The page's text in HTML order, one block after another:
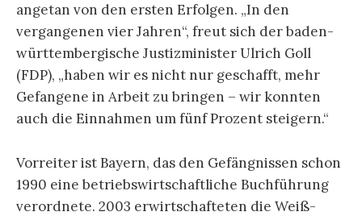
angetan von den ersten Erfolgen. „In den
vergangenen vier Jahren“, freut sich der baden-
württembergische Justizminister Ulrich Goll
(FDP), „haben wir es nicht nur geschafft, mehr
Gefangene in Arbeit zu bringen – wir konnten
auch die Einnahmen um fünf Prozent steigern.“
Vorreiter ist Bayern, das den Gefängnissen schon
1990 eine betriebswirtschaftliche Buchführung
verordnete. 2003 erwirtschafteten die Weiß-